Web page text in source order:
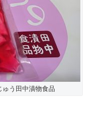
う田中漬物食品